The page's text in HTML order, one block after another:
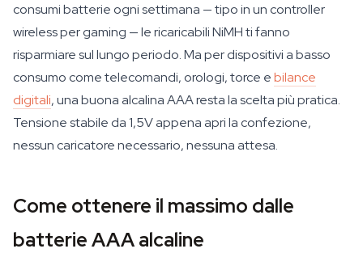
consumi batterie ogni settimana — tipo in un controller
wireless per gaming — le ricaricabili NiMH ti fanno
risparmiare sul lungo periodo. Ma per dispositivi a basso
consumo come telecomandi, orologi, torce ebilance
digitali, una buona alcalina AAA resta la scelta più pratica.
Tensione stabile da 1,5V appena apri la confezione,
nessun caricatore necessario, nessuna attesa.
Come ottenere il massimo dalle
batterie AAA alcaline